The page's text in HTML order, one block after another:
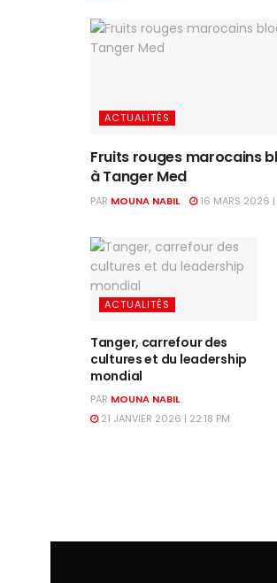
ACTUALITÉS
Fruits rouges marocains
à Tanger Med
PAR MOUNA NABIL 16 MARS 2026 |
ACTUALITÉS
Tanger, carrefour des
cultures et du leadership
mondial
PAR MOUNA NABIL
21 JANVIER 2026 | 22:18 PM